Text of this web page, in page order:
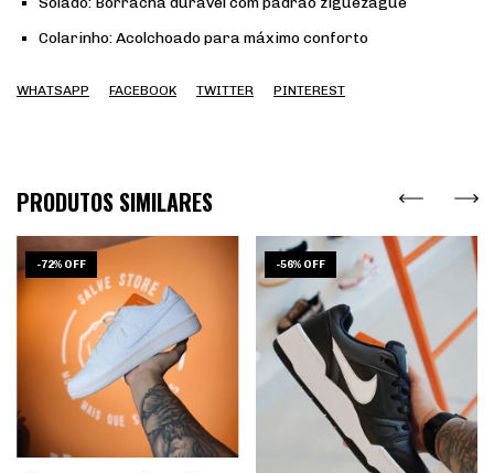
Colarinho: Acolchoado para máximo conforto
WHATSAPP FACEBOOK TWITTER PINTEREST
PRODUTOS SIMILARES
-72% OFF -56% OFF